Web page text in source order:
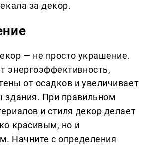
за декор.
— не просто украшение.
энергоэффективность,
от осадков и увеличивает
здания. При правильном
и стиля декор делает
красивым, но и
Начните с определения